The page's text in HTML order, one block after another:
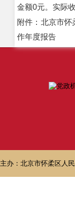
金额0元。实际
附件：北京市
作年度报告
主办：北京市怀柔区人